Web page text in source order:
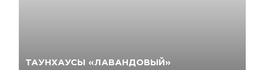
ТАУНХАУСЫ «ЛАВАНДОВЫЙ»